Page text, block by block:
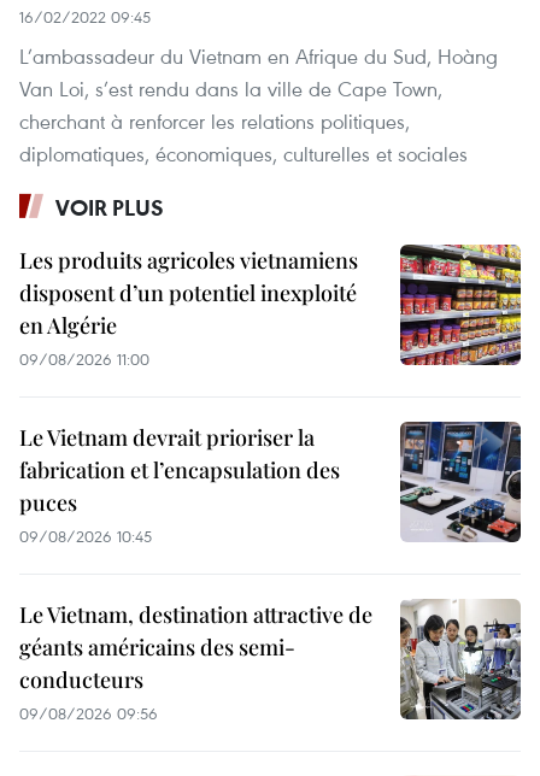
16/02/2022 09:45
L’ambassadeur du Vietnam en Afrique du Sud, Hoàng
Van Loi, s’est rendu dans la ville de Cape Town,
cherchant à renforcer les relations politiques,
diplomatiques, économiques, culturelles et sociales
VOIR PLUS
Les produits agricoles vietnamiens
disposent d’un potentiel inexploité
en Algérie
09/08/2026 11:00
Le Vietnam devrait prioriser la
fabrication et l’encapsulation des
puces
09/08/2026 10:45
Le Vietnam, destination attractive de
géants américains des semi-
conducteurs
09/08/2026 09:56